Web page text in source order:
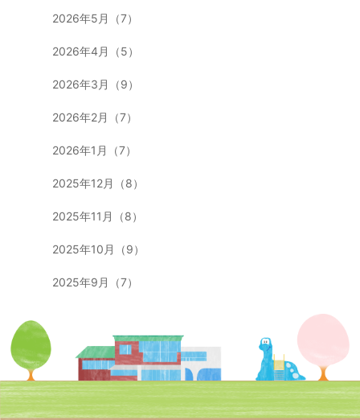
2026年5月（7）
2026年4月（5）
2026年3月（9）
2026年2月（7）
2026年1月（7）
2025年12月（8）
2025年11月（8）
2025年10月（9）
2025年9月（7）